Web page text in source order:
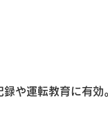
や運転教育に有効